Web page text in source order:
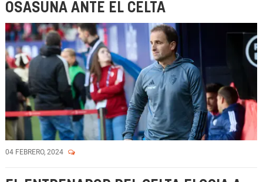
OSASUNA ANTE EL CELTA
04 FEBRERO, 2024